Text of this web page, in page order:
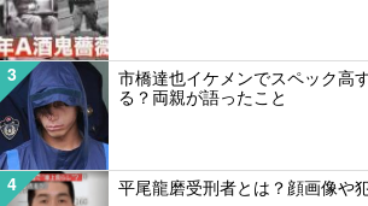
3
市橋達也イケメンでスペック高
る？両親が語ったこと
4 平尾龍磨受刑者とは？顔画像や